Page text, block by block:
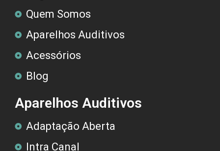
Quem Somos
Aparelhos Auditivos
Acessórios
Blog
Aparelhos Auditivos
Adaptação Aberta
Intra Canal